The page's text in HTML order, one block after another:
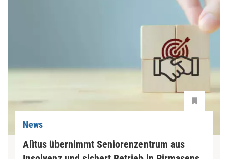
News
Alìtus übernimmt Seniorenzentrum aus